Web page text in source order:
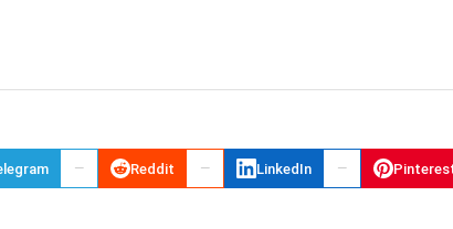
Reddit LinkedIn